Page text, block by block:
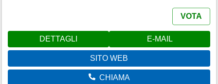
VOTA
DETTAGLI E-MAIL
SITO WEB
CHIAMA